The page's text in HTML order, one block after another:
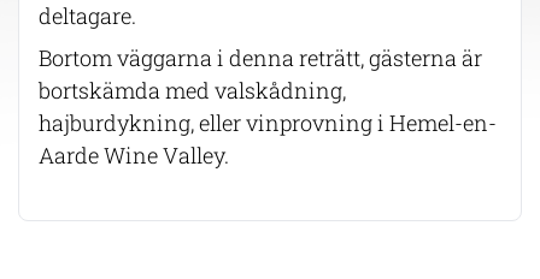
deltagare.
Bortom väggarna i denna reträtt, gästerna är
bortskämda med valskådning,
hajburdykning, eller vinprovning i Hemel-en-
Aarde Wine Valley.